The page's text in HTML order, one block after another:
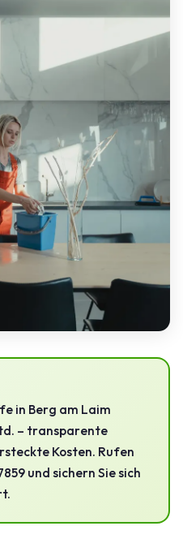
in Berg am Laim
– transparente
Kosten. Rufen
und sichern Sie sich